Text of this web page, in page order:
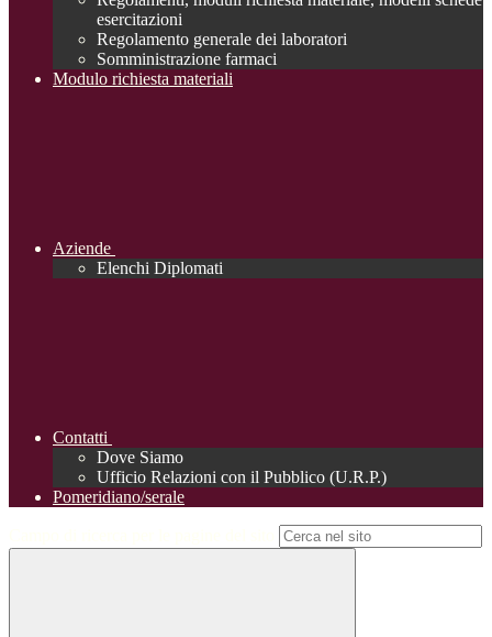
esercitazioni
Regolamento generale dei laboratori
Somministrazione farmaci
Modulo richiesta materiali
Aziende
Elenchi Diplomati
Contatti
Dove Siamo
Ufficio Relazioni con il Pubblico (U.R.P.)
Pomeridiano/serale